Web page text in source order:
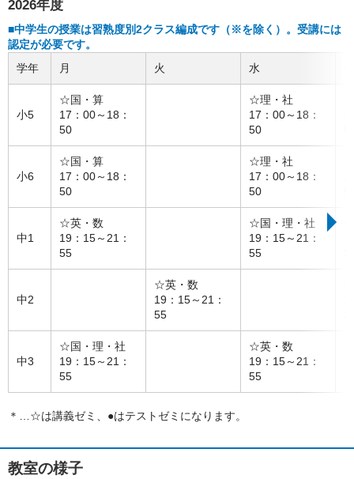
2026年度
■中学生の授業は習熟度別2クラス編成です（※を除く）。受講には
認定が必要です。
学年
月 火 水
小5
☆国・算
17：00～18：
50
☆理・社
17：00～18：
50
小6
☆国・算
17：00～18：
50
☆理・社
17：00～18：
50
中1
☆英・数
19：15～21：
55
☆国・理・社
19：15～21：
55
中2
☆英・数
19：15～21：
55
中3
☆国・理・社
19：15～21：
55
☆英・数
19：15～21：
55
＊…☆は講義ゼミ、●はテストゼミになります。
教室の様子